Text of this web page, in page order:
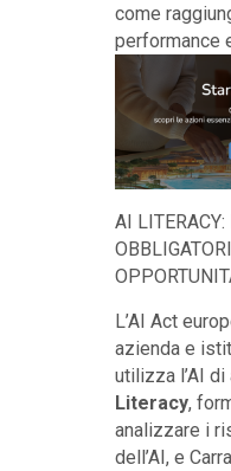
come
performance
AI
L’AI Act
azienda e
utilizza l’AI
Literacy,
analizzare i
dell’AI, e